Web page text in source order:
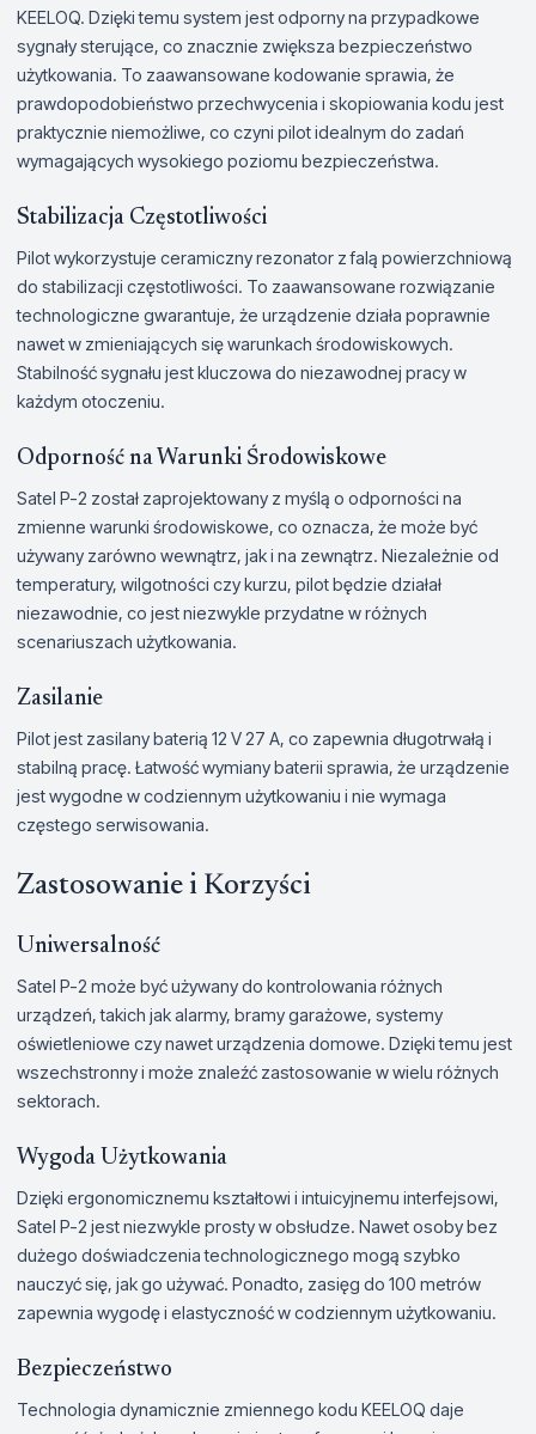
KEELOQ. Dzięki temu system jest odporny na przypadkowe
sygnały sterujące, co znacznie zwiększa bezpieczeństwo
użytkowania. To zaawansowane kodowanie sprawia, że
prawdopodobieństwo przechwycenia i skopiowania kodu jest
praktycznie niemożliwe, co czyni pilot idealnym do zadań
wymagających wysokiego poziomu bezpieczeństwa.
Stabilizacja Częstotliwości
Pilot wykorzystuje ceramiczny rezonator z falą powierzchniową
do stabilizacji częstotliwości. To zaawansowane rozwiązanie
technologiczne gwarantuje, że urządzenie działa poprawnie
nawet w zmieniających się warunkach środowiskowych.
Stabilność sygnału jest kluczowa do niezawodnej pracy w
każdym otoczeniu.
Odporność na Warunki Środowiskowe
Satel P-2 został zaprojektowany z myślą o odporności na
zmienne warunki środowiskowe, co oznacza, że może być
używany zarówno wewnątrz, jak i na zewnątrz. Niezależnie od
temperatury, wilgotności czy kurzu, pilot będzie działał
niezawodnie, co jest niezwykle przydatne w różnych
scenariuszach użytkowania.
Zasilanie
Pilot jest zasilany baterią 12 V 27 A, co zapewnia długotrwałą i
stabilną pracę. Łatwość wymiany baterii sprawia, że urządzenie
jest wygodne w codziennym użytkowaniu i nie wymaga
częstego serwisowania.
Zastosowanie i Korzyści
Uniwersalność
Satel P-2 może być używany do kontrolowania różnych
urządzeń, takich jak alarmy, bramy garażowe, systemy
oświetleniowe czy nawet urządzenia domowe. Dzięki temu jest
wszechstronny i może znaleźć zastosowanie w wielu różnych
sektorach.
Wygoda Użytkowania
Dzięki ergonomicznemu kształtowi i intuicyjnemu interfejsowi,
Satel P-2 jest niezwykle prosty w obsłudze. Nawet osoby bez
dużego doświadczenia technologicznego mogą szybko
nauczyć się, jak go używać. Ponadto, zasięg do 100 metrów
zapewnia wygodę i elastyczność w codziennym użytkowaniu.
Bezpieczeństwo
Technologia dynamicznie zmiennego kodu KEELOQ daje